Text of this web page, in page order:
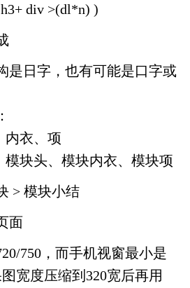
div >(dl*n) )
是日字，也有可能是口字或
内衣、项
模块头、模块内衣、模块项
> 模块小结
面
750，而手机视窗最小是
宽度压缩到320宽后再用